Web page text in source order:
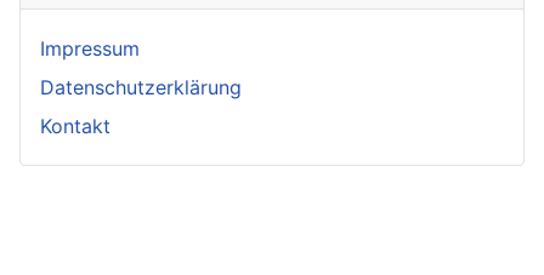
Impressum
Datenschutzerklärung
Kontakt